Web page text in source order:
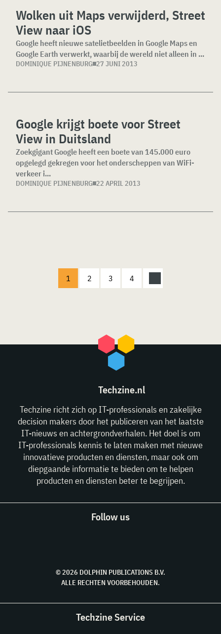
Wolken uit Maps verwijderd, Street
View naar iOS
Google heeft nieuwe satelietbeelden in Google Maps en
Google Earth verwerkt, waarbij de wereld niet alleen in ...
DOMINIQUE PIJNENBURG 27 JUNI 2013
Google krijgt boete voor Street
View in Duitsland
Zoekgigant Google heeft een boete van 145.000 euro
opgelegd gekregen voor het onderscheppen van WiFi-
verkeer i...
DOMINIQUE PIJNENBURG 22 APRIL 2013
1 2 3 4
Techzine.nl
Techzine richt zich op IT-professionals en zakelijke
decision makers door het publiceren van het laatste
IT-nieuws en achtergrondverhalen. Het doel is om
IT-professionals kennis te laten maken met nieuwe
innovatieve producten en diensten, maar ook om
diepgaande informatie te bieden om te helpen
producten en diensten beter te begrijpen.
Follow us
© 2026 DOLPHIN PUBLICATIONS B.V.
ALLE RECHTEN VOORBEHOUDEN.
Techzine Service